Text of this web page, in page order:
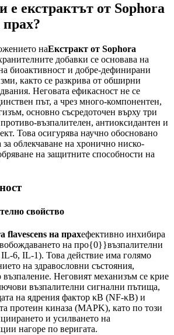
е екстрактът от Sophora
прах?
наЕкстракт от Sophora
добавки се основава на
биоактивност и добре-дефинирани
както се разкрива от обширни
Неговата ефикасност не се
път, а чрез много-компонентен,
основно съсредоточен върху три
възпалителен, антиоксидантен и
Това осигурява научно обосновано
облекчаване на хронично ниско-
на защитните способности на
свойство
flavescens на прахефективно инхибира
на про{0}}възпалителни
6, IL-1). Това действие има голямо
на здравословни състояния,
Неговият механизъм се крие
възпалителни сигнални пътища,
на ядрения фактор κB (NF-κB) и
протеин киназа (MAPK), като по този
и усилването на
нагоре по веригата.